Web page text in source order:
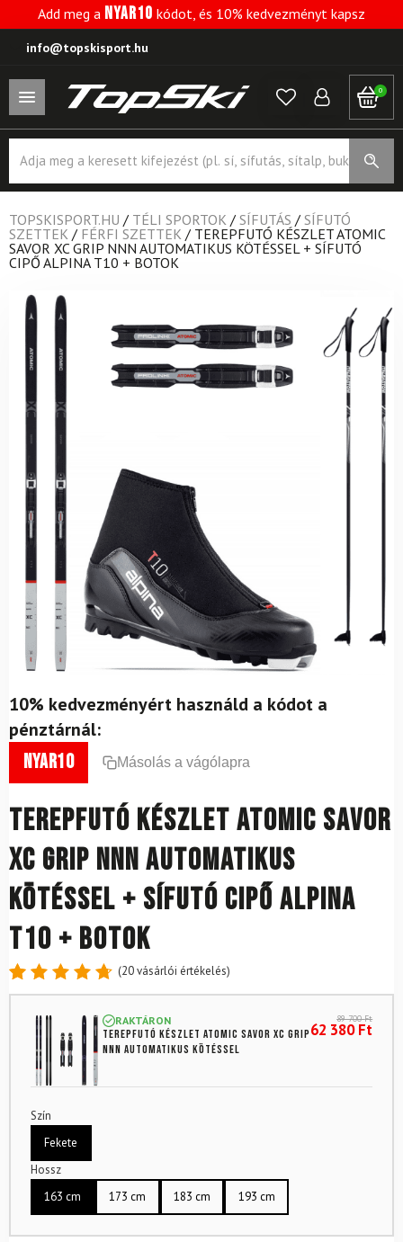
Add meg a NYAR10 kódot, és 10% kedvezményt kapsz
info@topskisport.hu
0
search
TOPSKISPORT.HU / TÉLI SPORTOK / SÍFUTÁS / SÍFUTÓ
SZETTEK / FÉRFI SZETTEK / TEREPFUTÓ KÉSZLET ATOMIC
SAVOR XC GRIP NNN AUTOMATIKUS KÖTÉSSEL + SÍFUTÓ
CIPŐ ALPINA T10 + BOTOK
10% kedvezményért használd a kódot a
pénztárnál:
nyar10 Másolás a vágólapra
Terepfutó készlet ATOMIC Savor
XC Grip NNN Automatikus
kötéssel + Sífutó cipő ALPINA
T10 + Botok
Értékelés
az 5-
ből,
20
értékelés
alapján
(20vásárlói értékelés)
RAKTÁRON
Terepfutó készlet ATOMIC Savor XC Grip
NNN Automatikus kötéssel
89 700Ft
62 380Ft
Szín
Fekete
Hossz
163 cm
173 cm 183 cm 193 cm